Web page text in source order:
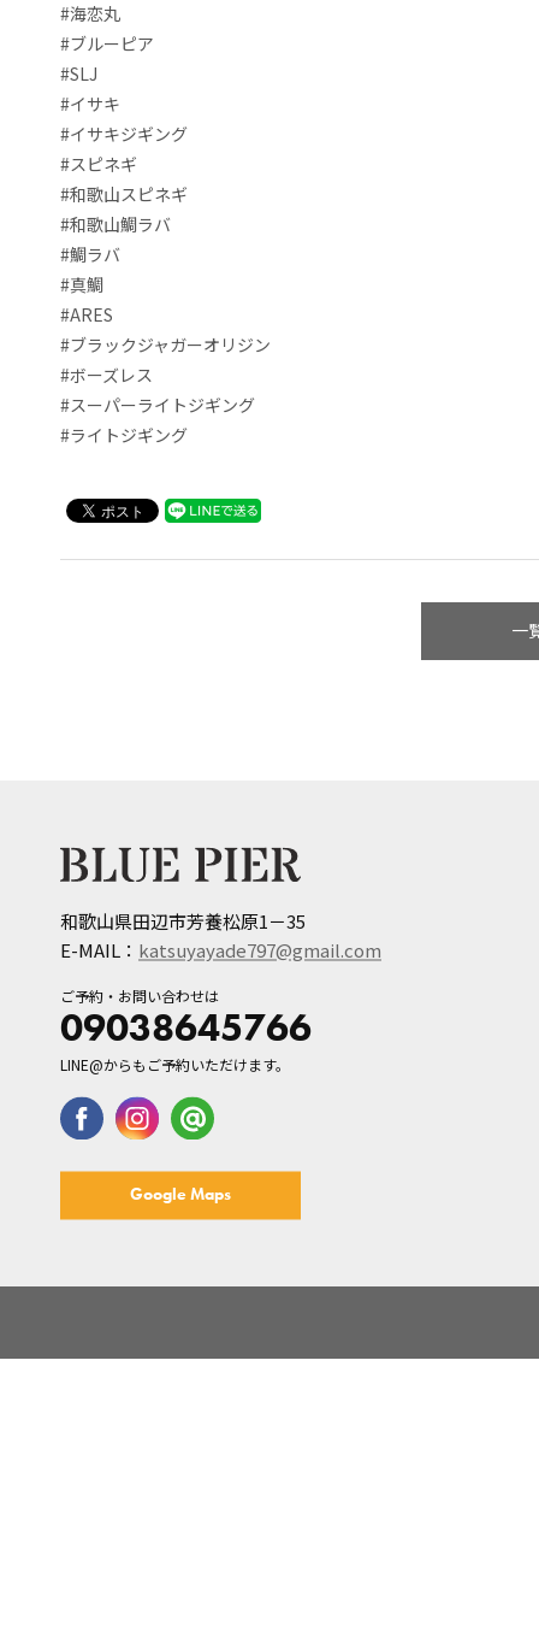
#海恋丸
#ブルーピア
#SLJ
#イサキ
#イサキジギング
#スピネギ
#和歌山スピネギ
#和歌山鯛ラバ
#鯛ラバ
#真鯛
#ARES
#ブラックジャガーオリジン
#ボーズレス
#スーパーライトジギング
#ライトジギング
一
和歌山県田辺市芳養松原1－35
E-MAIL： katsuyayade797@gmail.com
ご予約・お問い合わせは
09038645766
LINE@からもご予約いただけます。
Google Maps